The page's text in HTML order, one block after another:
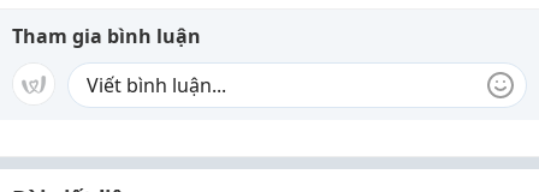
Tham gia bình luận